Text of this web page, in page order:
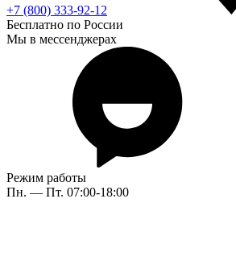
+7 (800) 333-92-12
Бесплатно по России
Мы в мессенджерах
Режим работы
Пн. — Пт. 07:00-18:00